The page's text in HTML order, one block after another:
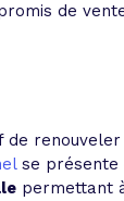
de
de
se présente
permettant